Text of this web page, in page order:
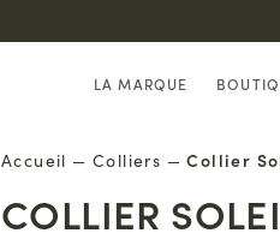
LA MARQUE
Accueil — Colliers — Collier
COLLIER